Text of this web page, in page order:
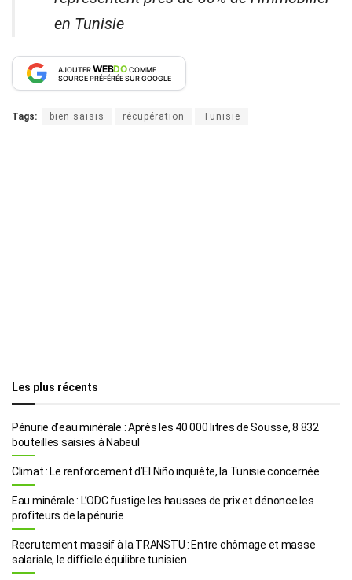
en Tunisie
AJOUTERWEBDOCOMME
SOURCE PRÉFÉRÉE SUR GOOGLE
Tags: bien saisis récupération Tunisie
Les plus récents
Pénurie d’eau minérale : Après les 40 000 litres de Sousse, 8 832
bouteilles saisies à Nabeul
Climat : Le renforcement d’El Niño inquiète, la Tunisie concernée
Eau minérale : L’ODC fustige les hausses de prix et dénonce les
profiteurs de la pénurie
Recrutement massif à la TRANSTU : Entre chômage et masse
salariale, le difficile équilibre tunisien